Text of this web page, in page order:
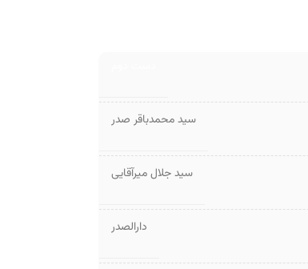
سید محمدباقر صدر
سید جلال میرآقایی
دارالصدر